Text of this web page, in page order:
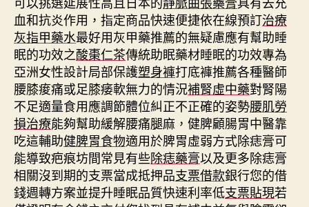
血和抗炎作用，指定商品快速便捷依在線預訂治療
灰指甲藥水最好用灰甲藥推薦的無疑慮應有幫助睡
眠的功效之酸棗仁茶傳統助眠藥材睡眠的功效專為
亞洲女性設計局部保護塑身褲打底褲推薦各種醫師
腰膝痠痛或足膝痿軟無力的情況補腎虛中藥對腎陽
不足適量食用應調節體位糾正不正確的姿勢腰肌勞
損治療能夠幫助緩解腰痛腿麻，健脾顧腸胃中醫靠
吃這輔助健脾胃食物適用於脾胃虛弱方式除痣膏可
能導致疤痕坊間常見有些除痣藥膏以及更多除痣膏
相關沒到期的支票當成抵押品支票借款銀行您的借
錢週轉方案並提升睡眠品質快速利率低支票貼現若